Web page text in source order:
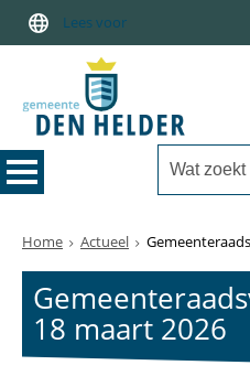
Lees voor
Home Actueel
18 maart 2026